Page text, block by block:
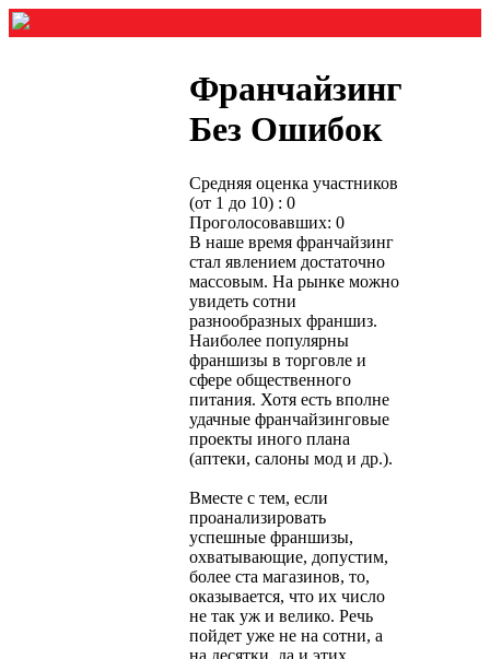
Франчайзинг
Без Ошибок
Средняя оценка участников
(от 1 до 10) : 0
Проголосовавших: 0
В наше время франчайзинг
стал явлением достаточно
массовым. На рынке можно
увидеть сотни
разнообразных франшиз.
Наиболее популярны
франшизы в торговле и
сфере общественного
питания. Хотя есть вполне
удачные франчайзинговые
проекты иного плана
(аптеки, салоны мод и др.).
Вместе с тем, если
проанализировать
успешные франшизы,
охватывающие, допустим,
более ста магазинов, то,
оказывается, что их число
не так уж и велико. Речь
пойдет уже не на сотни, а
на десятки, да и этих